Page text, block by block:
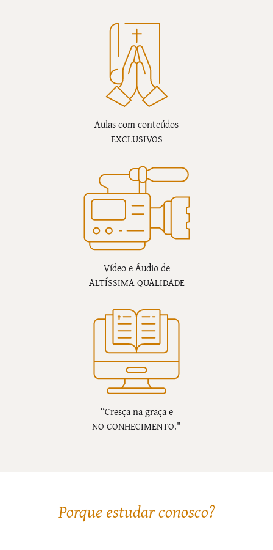
Aulas com conteúdos
EXCLUSIVOS
Vídeo e Áudio de
ALTÍSSIMA QUALIDADE
“Cresça na graça e
NO CONHECIMENTO."
Porque estudar conosco?